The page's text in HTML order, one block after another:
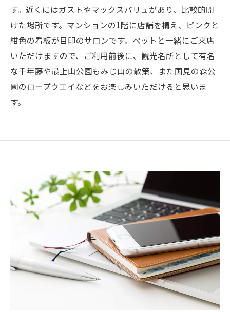
す。近くにはガストやマックスバリュがあり、比較的開
けた場所です。マンションの1階に店舗を構え、ピンクと
紺色の看板が目印のサロンです。ペットと一緒にご来店
いただけますので、ご利用前後に、観光名所として有名
な千年藤や最上山公園もみじ山の散策、また国見の森公
園のロープウエイなどをお楽しみいただけると思いま
す。